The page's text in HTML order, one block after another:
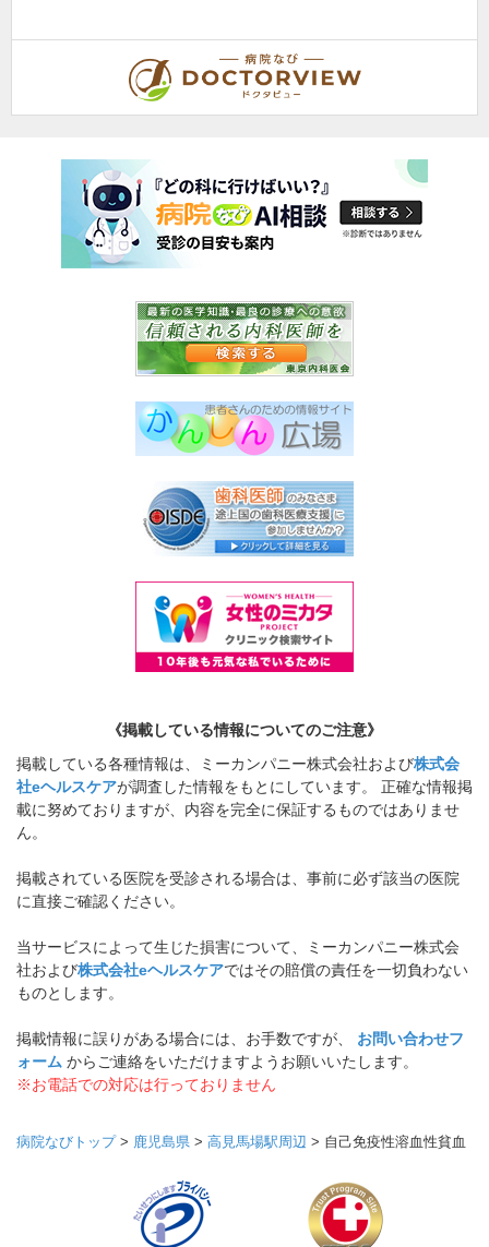
《掲載している情報についてのご注意》
掲載している各種情報は、ミーカンパニー株式会社および株式会
社eヘルスケアが調査した情報をもとにしています。 正確な情報掲
載に努めておりますが、内容を完全に保証するものではありませ
ん。
掲載されている医院を受診される場合は、事前に必ず該当の医院
に直接ご確認ください。
当サービスによって生じた損害について、ミーカンパニー株式会
社および株式会社eヘルスケアではその賠償の責任を一切負わない
ものとします。
掲載情報に誤りがある場合には、お手数ですが、 お問い合わせフ
ォーム からご連絡をいただけますようお願いいたします。
※お電話での対応は行っておりません
病院なびトップ> 鹿児島県 > 高見馬場駅周辺 > 自己免疫性溶血性貧血